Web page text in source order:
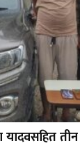
यादवसहित